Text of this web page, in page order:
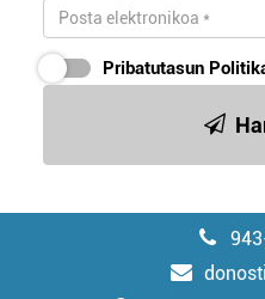
Pribatutasun